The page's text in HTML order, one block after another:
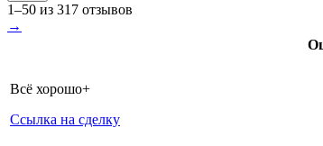
1–50 из 317 отзывов
→
Всё хорошо+
Ссылка на сделку